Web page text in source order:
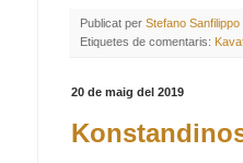
Publicat per Stefano Sanfilippo
Etiquetes de comentaris:
20 de maig del 2019